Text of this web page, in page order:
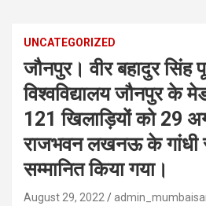
UNCATEGORIZED
जौनपुर। वीर बहादुर सिंह
विश्वविद्यालय जौनपुर के
121 खिलाड़ियों को 29
राजभवन लखनऊ के गांधी
सम्मानित किया गया।
August 29, 2022